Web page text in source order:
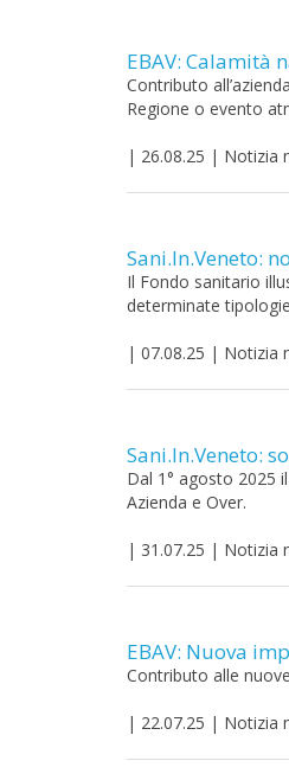
EBAV: Calamità
Contributo
Regione o evento
| 26.08.25 | Notizia
Sani.In.Veneto:
Il Fondo sanitario
determinate
| 07.08.25 | Notizia
Sani.In.Veneto:
Dal 1° agosto 2025
Azienda e Over.
| 31.07.25 | Notizia
EBAV: Nuova
Contributo alle
| 22.07.25 | Notizia